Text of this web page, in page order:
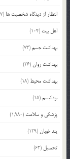
انتظار از دیدگاه شخصیت ها (17)
اهل بیت (104)
بهداشت جسم(73)
بهداشت روان(26)
بهداشت محیط (18)
بودائیسم(15)
پزشکی و سلامت (1,980)
پند خوبان(129)
تحصیل (62)